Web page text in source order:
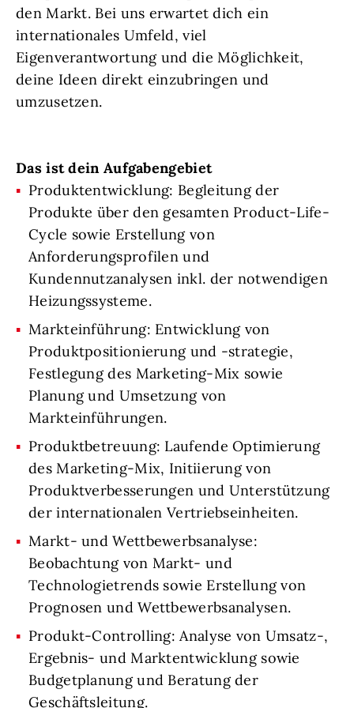
den Markt. Bei uns erwartet dich ein
internationales Umfeld, viel
Eigenverantwortung und die Möglichkeit,
deine Ideen direkt einzubringen und
umzusetzen.
Das ist dein Aufgabengebiet
Produktentwicklung: Begleitung der
Produkte über den gesamten Product-Life-
Cycle sowie Erstellung von
Anforderungsprofilen und
Kundennutzanalysen inkl. der notwendigen
Heizungssysteme.
Markteinführung: Entwicklung von
Produktpositionierung und -strategie,
Festlegung des Marketing-Mix sowie
Planung und Umsetzung von
Markteinführungen.
Produktbetreuung: Laufende Optimierung
des Marketing-Mix, Initiierung von
Produktverbesserungen und Unterstützung
der internationalen Vertriebseinheiten.
Markt- und Wettbewerbsanalyse:
Beobachtung von Markt- und
Technologietrends sowie Erstellung von
Prognosen und Wettbewerbsanalysen.
Produkt-Controlling: Analyse von Umsatz-,
Ergebnis- und Marktentwicklung sowie
Budgetplanung und Beratung der
Geschäftsleitung.